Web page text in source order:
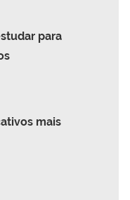
para
mais